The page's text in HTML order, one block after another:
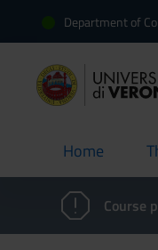
Department of
Home
current
Course